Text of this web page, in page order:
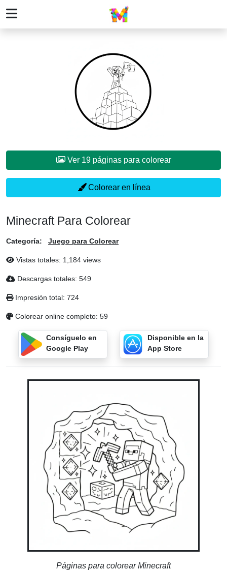
Ver 19 páginas para colorear
Colorear en línea
Minecraft Para Colorear
Categoría: Juego para Colorear
Vistas totales: 1,184 views
Descargas totales: 549
Impresión total: 724
Colorear online completo: 59
Consíguelo en
Google Play
Disponible en la
App Store
Páginas para colorear Minecraft